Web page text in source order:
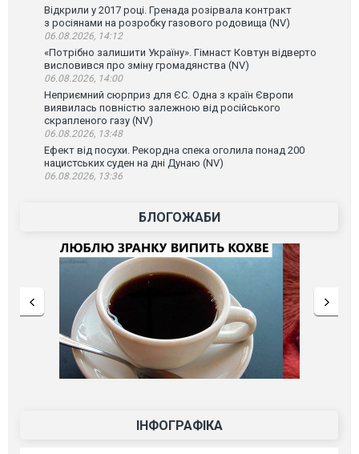
Відкрили у 2017 році. Гренада розірвала контракт
з росіянами на розробку газового родовища (NV)
06.08.2026, 14:12
«Потрібно залишити Україну». Гімнаст Ковтун відверто
висловився про зміну громадянства (NV)
06.08.2026, 14:00
Неприємний сюрприз для ЄС. Одна з країн Європи
виявилась повністю залежною від російського
скрапленого газу (NV)
06.08.2026, 13:48
Ефект від посухи. Рекордна спека оголила понад 200
нацистських суден на дні Дунаю (NV)
06.08.2026, 13:36
БЛОГОЖАБИ
ІНФОГРАФІКА